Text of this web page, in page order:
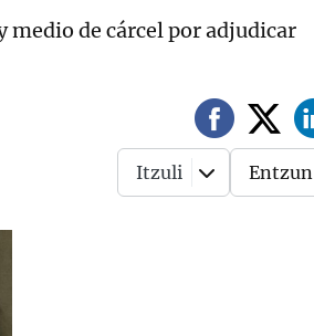
medio de cárcel por adjudicar
Itzuli Entzun